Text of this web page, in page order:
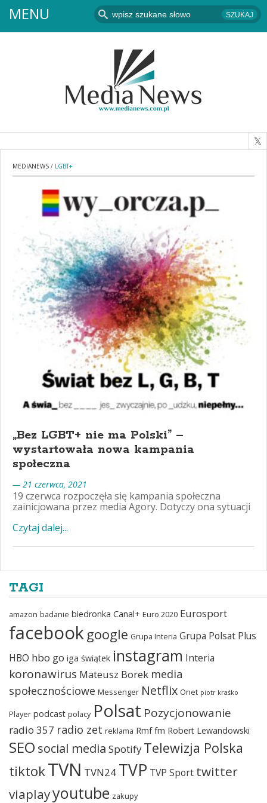
MENU
MEDIANEWS / LGBT+
„Bez LGBT+ nie ma Polski” –
wystartowała nowa kampania
społeczna
— 21 czerwca, 2021
19 czerwca rozpoczęła się kampania społeczna
zainicjowana przez media Agory. Dotyczy ona sytuacji
Czytaj dalej...
TAGI
amazon badanie biedronka Canal+ Euro 2020 Eurosport
facebook google Grupa Interia Grupa Polsat Plus
HBO hbo go iga świątek instagram Interia
koronawirus Mateusz Borek media
społecznościowe Messenger Netflix Onet piotr kraśko
Player podcast polacy Polsat Pozycjonowanie
radio 357 radio zet reklama Rmf fm Robert Lewandowski
SEO social media Spotify Telewizja Polska
tiktokTVN TVN24 TVP TVP Sport twitter
viaplayyoutube zakupy